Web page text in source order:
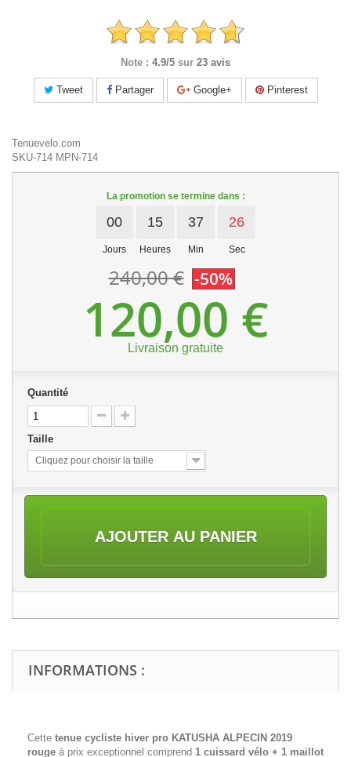
Note : 4.9/5 sur 23 avis
Tweet Partager Google+ Pinterest
Tenuevelo.com
SKU-714 MPN-714
La promotion se termine dans :
00
Jours
15
Heures
37
Min
26
Sec
240,00 € -50%
120,00 €
Livraison gratuite
Quantité
Taille
Cliquez pour choisir la taille
AJOUTER AU PANIER
INFORMATIONS :
Cette tenue cycliste hiver pro KATUSHA ALPECIN 2019
rouge à prix exceptionnel comprend 1 cuissard vélo + 1 maillot